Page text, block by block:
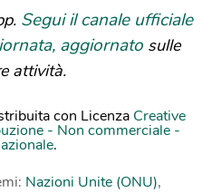
Segui il canale ufficiale
aggiornato sulle
attività.
con Licenza Creative
- Non commerciale -
.
Nazioni Unite (ONU),